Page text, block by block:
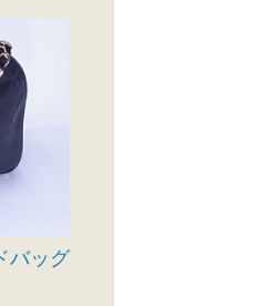
バッグ